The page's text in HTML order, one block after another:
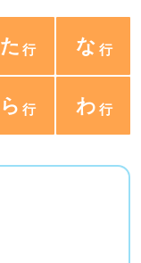
た な
ら わ